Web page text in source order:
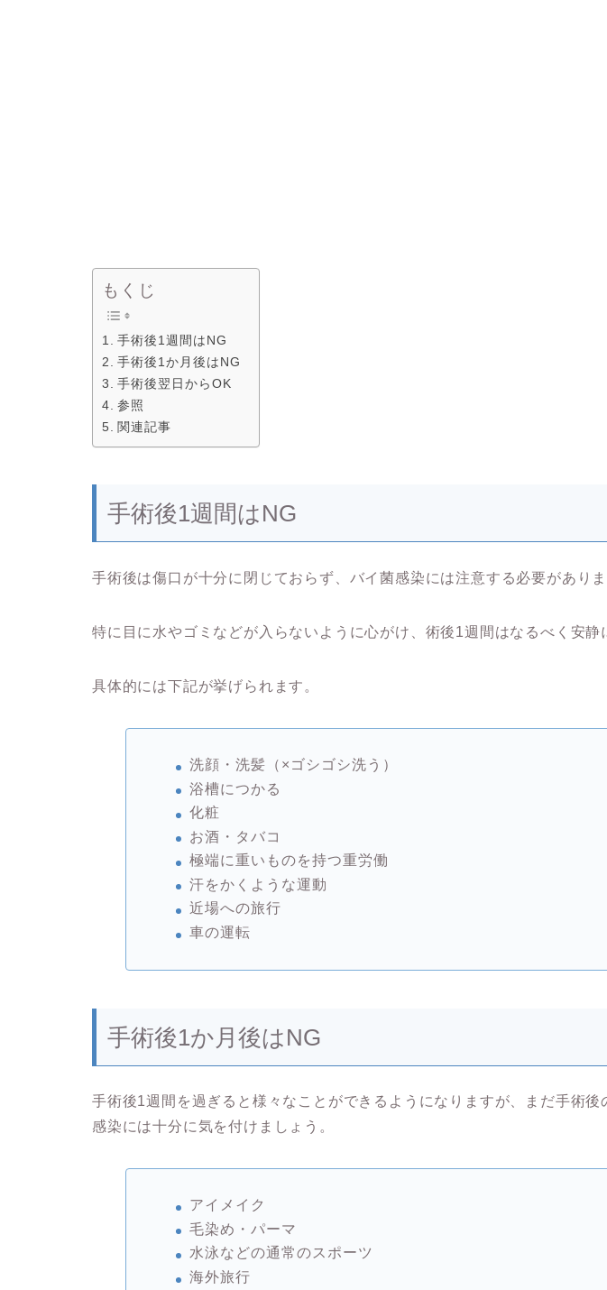
もくじ
手術後1週間はNG
手術後1か月後はNG
手術後翌日からOK
参照
関連記事
手術後1週間はNG
手術後は傷口が十分に閉じておらず、バイ菌感染には注意する必要がありま
特に目に水やゴミなどが入らないように心がけ、術後1週間はなるべく安静
具体的には下記が挙げられます。
洗顔・洗髪（×ゴシゴシ洗う）
浴槽につかる
化粧
お酒・タバコ
極端に重いものを持つ重労働
汗をかくような運動
近場への旅行
車の運転
手術後1か月後はNG
手術後1週間を過ぎると様々なことができるようになりますが、まだ手術後
感染には十分に気を付けましょう。
アイメイク
毛染め・パーマ
水泳などの通常のスポーツ
海外旅行